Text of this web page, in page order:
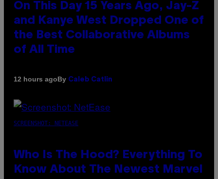
On This Day 15 Years Ago, Jay-Z
and Kanye West Dropped One of
the Best Collaborative Albums
of All Time
12 hours agoBy Caleb Catlin
SCREENSHOT: NETEASE
Who Is The Hood? Everything To
Know About The Newest Marvel